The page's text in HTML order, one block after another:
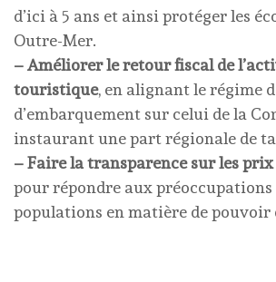
d’ici à 5 ans et ainsi protéger les
Outre-Mer.
– Améliorer le retour fiscal de
touristique, en alignant le régime
d’embarquement sur celui de la
instaurant une part régionale de
– Faire la transparence sur les
pour répondre aux préoccupations
populations en matière de pouvoir